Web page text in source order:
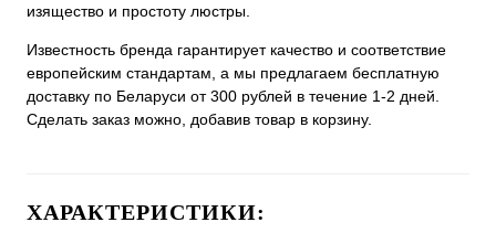
изящество и простоту люстры.
Известность бренда гарантирует качество и соответствие
европейским стандартам, а мы предлагаем бесплатную
доставку по Беларуси от 300 рублей в течение 1-2 дней.
Сделать заказ можно, добавив товар в корзину.
ХАРАКТЕРИСТИКИ: